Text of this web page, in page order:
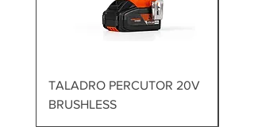
TALADRO PERCUTOR 20V
BRUSHLESS